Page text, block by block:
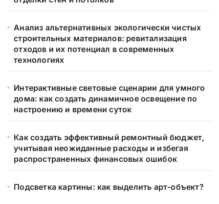
Анализ альтернативных экологически чистых
строительных материалов: ревитализация
отходов и их потенциал в современных
технологиях
Интерактивные световые сценарии для умного
дома: как создать динамичное освещение по
настроению и времени суток
Как создать эффективный ремонтный бюджет,
учитывая неожиданные расходы и избегая
распространенных финансовых ошибок
Подсветка картины: как выделить арт-объект?